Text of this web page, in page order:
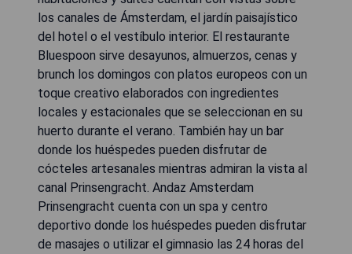
los canales de Ámsterdam, el jardín paisajístico
del hotel o el vestíbulo interior. El restaurante
Bluespoon sirve desayunos, almuerzos, cenas y
brunch los domingos con platos europeos con un
toque creativo elaborados con ingredientes
locales y estacionales que se seleccionan en su
huerto durante el verano. También hay un bar
donde los huéspedes pueden disfrutar de
cócteles artesanales mientras admiran la vista al
canal Prinsengracht. Andaz Amsterdam
Prinsengracht cuenta con un spa y centro
deportivo donde los huéspedes pueden disfrutar
de masajes o utilizar el gimnasio las 24 horas del